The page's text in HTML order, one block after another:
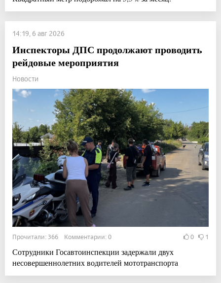
14:19, 6 авг 2026
Инспекторы ДПС продолжают проводить
рейдовые мероприятия
Новости
Прочитали: 366 Комментарии: 0 0 1
Сотрудники Госавтоинспекции задержали двух
несовершеннолетних водителей мототранспорта